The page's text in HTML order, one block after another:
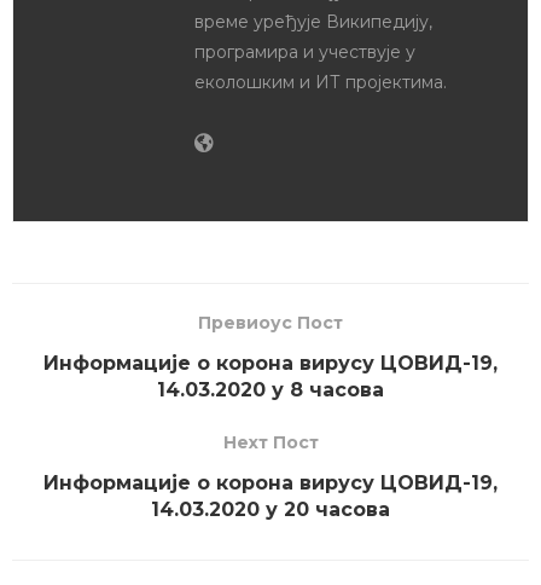
време уређује Википедију,
програмира и учествује у
еколошким и ИТ пројектима.
Превиоус Пост
Информације о корона вирусу ЦОВИД-19,
14.03.2020 у 8 часова
Неxт Пост
Информације о корона вирусу ЦОВИД-19,
14.03.2020 у 20 часова